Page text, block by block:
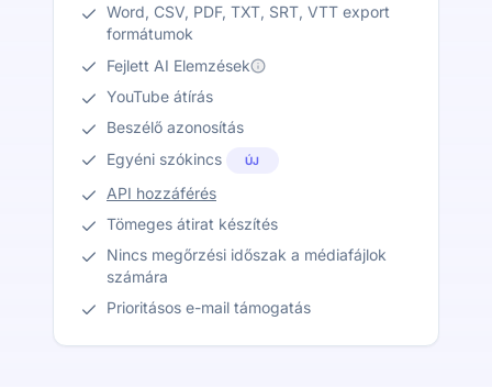
Word, CSV, PDF, TXT, SRT, VTT export
formátumok
Fejlett AI Elemzések
YouTube átírás
Beszélő azonosítás
Egyéni szókincs
ÚJ
API hozzáférés
Tömeges átirat készítés
Nincs megőrzési időszak a médiafájlok
számára
Prioritásos e-mail támogatás